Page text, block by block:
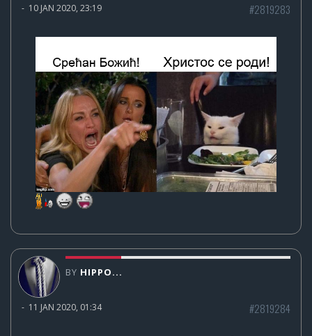
- 10 JAN 2020, 23:19 #2819283
BY HIPPO...
- 11 JAN 2020, 01:34 #2819284